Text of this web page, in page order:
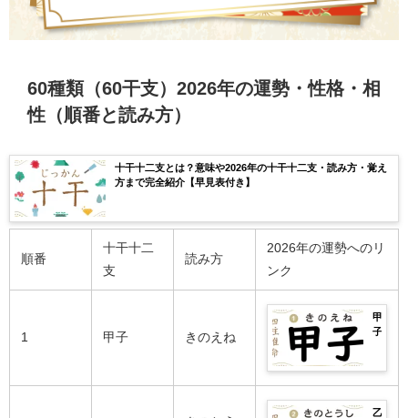
60種類（60干支）2026年の運勢・性格・相
性（順番と読み方）
十干十二支とは？意味や2026年の十干十二支・読み方・覚え
方まで完全紹介【早見表付き】
順番
十干十二
支
読み方
2026年の運勢へのリ
ンク
1 甲子 きのえね
甲
子
年
乙